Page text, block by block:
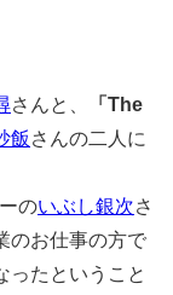
さんと、
「The
飯 さんの二人に
のいぶし銀次さ
のお仕事の方で
ったということ